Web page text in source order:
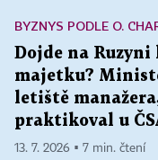
BYZNYS PODLE O.
Dojde na
majetku?
letiště
praktikoval u
13. 7. 2026 ▪ 7 min. čtení